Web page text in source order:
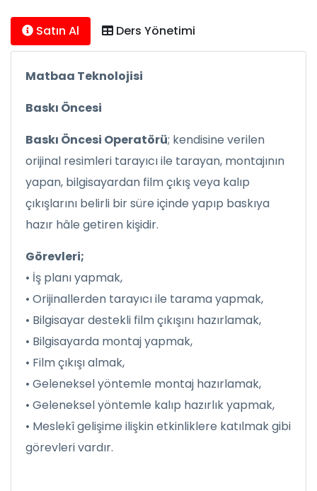
Satın Al Ders Yönetimi
Matbaa Teknolojisi
Baskı Öncesi
Baskı Öncesi Operatörü; kendisine verilen
orijinal resimleri tarayıcı ile tarayan, montajının
yapan, bilgisayardan film çıkış veya kalıp
çıkışlarını belirli bir süre içinde yapıp baskıya
hazır hâle getiren kişidir.
Görevleri;
• İş planı yapmak,
• Orijinallerden tarayıcı ile tarama yapmak,
• Bilgisayar destekli film çıkışını hazırlamak,
• Bilgisayarda montaj yapmak,
• Film çıkışı almak,
• Geleneksel yöntemle montaj hazırlamak,
• Geleneksel yöntemle kalıp hazırlık yapmak,
• Meslekî gelişime ilişkin etkinliklere katılmak gibi
görevleri vardır.